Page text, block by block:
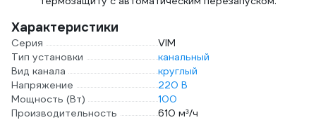
Характеристики
Серия
VIM
Тип установки
канальный
Вид канала
круглый
Напряжение
220 В
Мощность (Вт)
100
Производительность
610 м³/ч